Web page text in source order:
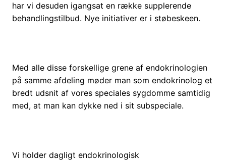
har vi desuden igangsat en række supplerende
behandlingstilbud. Nye initiativer er i støbeskeen.
Med alle disse forskellige grene af endokrinologien
på samme afdeling møder man som endokrinolog et
bredt udsnit af vores speciales sygdomme samtidig
med, at man kan dykke ned i sit subspeciale.
Vi holder dagligt endokrinologisk